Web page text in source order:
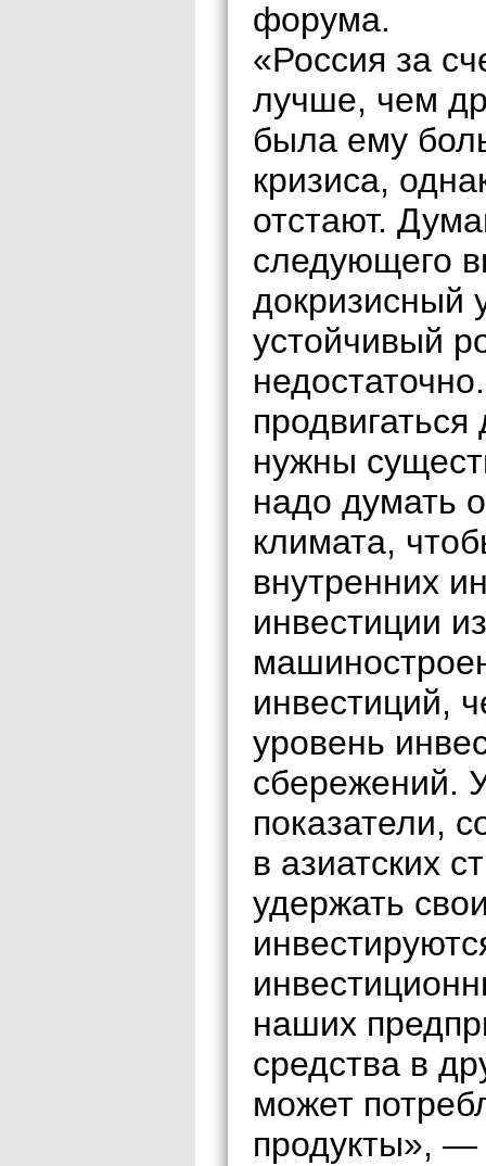
форума.
«Россия за
лучше, чем
была ему
кризиса,
отстают.
следующего
докризисный
устойчивый
нужны
надо думать
климата,
внутренних
инвестиции
инвестиций,
уровень
сбережений.
показатели,
в азиатских
удержать
наших
средства в
может
продукты», —